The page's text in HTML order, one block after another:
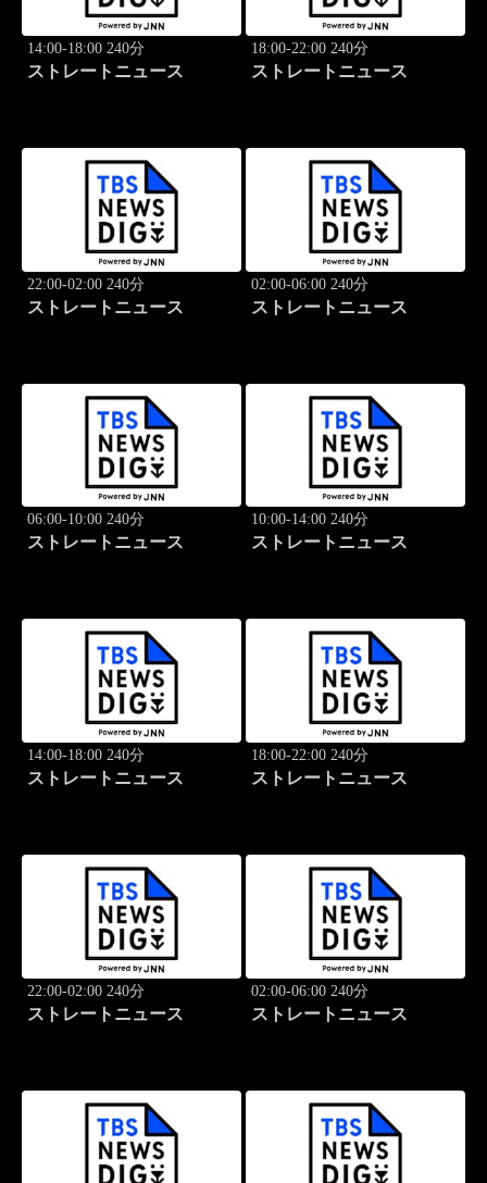
14:00-18:00 240分
ストレートニュース
18:00-22:00 240分
ストレートニュース
22:00-02:00 240分
ストレートニュース
02:00-06:00 240分
ストレートニュース
06:00-10:00 240分
ストレートニュース
10:00-14:00 240分
ストレートニュース
14:00-18:00 240分
ストレートニュース
18:00-22:00 240分
ストレートニュース
22:00-02:00 240分
ストレートニュース
02:00-06:00 240分
ストレートニュース